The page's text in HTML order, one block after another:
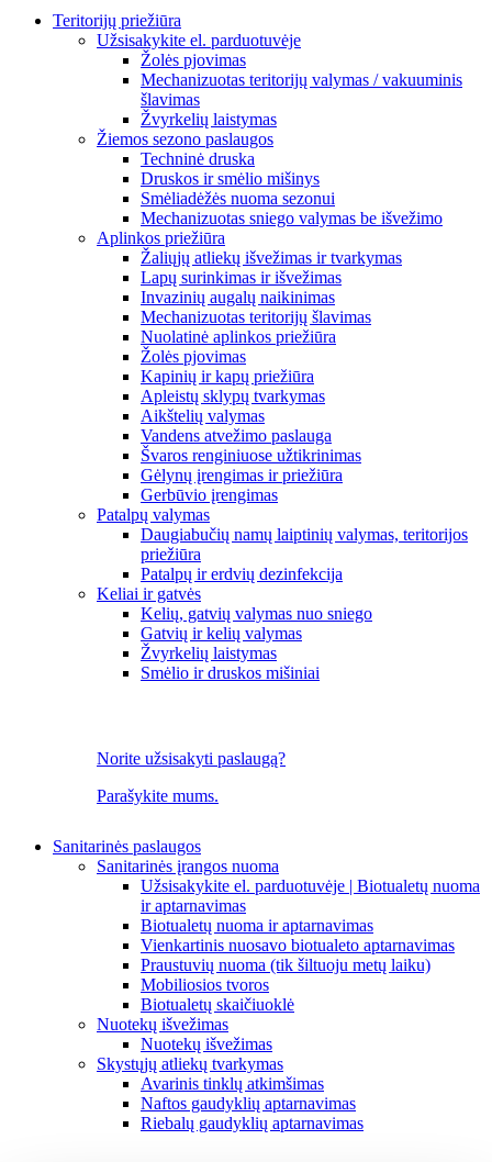
Teritorijų priežiūra
Užsisakykite el. parduotuvėje
Žolės pjovimas
Mechanizuotas teritorijų valymas / vakuuminis
šlavimas
Žvyrkelių laistymas
Žiemos sezono paslaugos
Techninė druska
Druskos ir smėlio mišinys
Smėliadėžės nuoma sezonui
Mechanizuotas sniego valymas be išvežimo
Aplinkos priežiūra
Žaliųjų atliekų išvežimas ir tvarkymas
Lapų surinkimas ir išvežimas
Invazinių augalų naikinimas
Mechanizuotas teritorijų šlavimas
Nuolatinė aplinkos priežiūra
Žolės pjovimas
Kapinių ir kapų priežiūra
Apleistų sklypų tvarkymas
Aikštelių valymas
Vandens atvežimo paslauga
Švaros renginiuose užtikrinimas
Gėlynų įrengimas ir priežiūra
Gerbūvio įrengimas
Patalpų valymas
Daugiabučių namų laiptinių valymas, teritorijos
priežiūra
Patalpų ir erdvių dezinfekcija
Keliai ir gatvės
Kelių, gatvių valymas nuo sniego
Gatvių ir kelių valymas
Žvyrkelių laistymas
Smėlio ir druskos mišiniai
Norite užsisakyti paslaugą?
Parašykite mums.
Sanitarinės paslaugos
Sanitarinės įrangos nuoma
Užsisakykite el. parduotuvėje | Biotualetų nuoma
ir aptarnavimas
Biotualetų nuoma ir aptarnavimas
Vienkartinis nuosavo biotualeto aptarnavimas
Praustuvių nuoma (tik šiltuoju metų laiku)
Mobiliosios tvoros
Biotualetų skaičiuoklė
Nuotekų išvežimas
Nuotekų išvežimas
Skystųjų atliekų tvarkymas
Avarinis tinklų atkimšimas
Naftos gaudyklių aptarnavimas
Riebalų gaudyklių aptarnavimas